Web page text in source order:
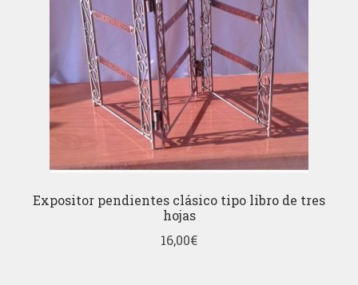
Expositor pendientes clásico tipo libro de tres
hojas
16,00€